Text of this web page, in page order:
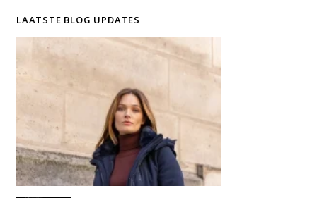
LAATSTE BLOG UPDATES